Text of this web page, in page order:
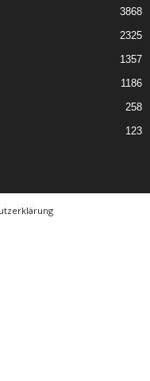
3868
2325
1357
1186
258
123